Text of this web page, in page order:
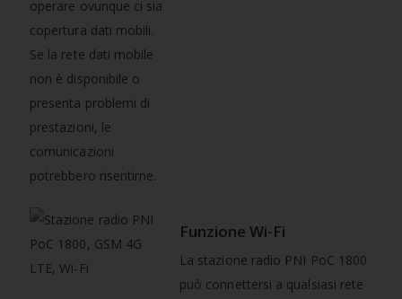
operare ovunque ci sia
copertura dati mobili.
Se la rete dati mobile
non è disponibile o
presenta problemi di
prestazioni, le
comunicazioni
potrebbero risentirne.
Funzione Wi-Fi
La stazione radio PNI PoC 1800
può connettersi a qualsiasi rete